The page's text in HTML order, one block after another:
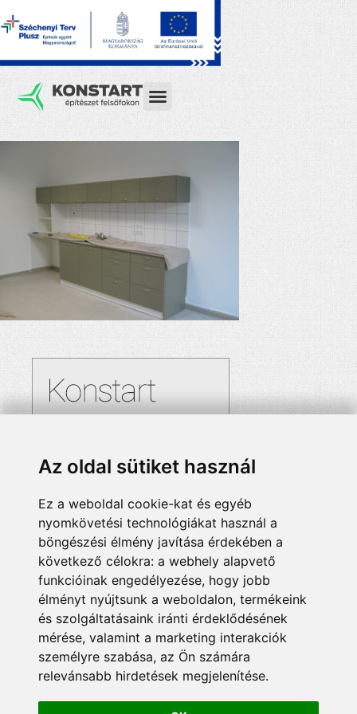
Az oldal sütiket használ
Ez a weboldal cookie-kat és egyéb
nyomkövetési technológiákat használ a
böngészési élmény javítása érdekében a
következő célokra: a webhely alapvető
funkcióinak engedélyezése, hogy jobb
élményt nyújtsunk a weboldalon, termékeink
és szolgáltatásaink iránti érdeklődésének
mérése, valamint a marketing interakciók
személyre szabása, az Ön számára
relevánsabb hirdetések megjelenítése.